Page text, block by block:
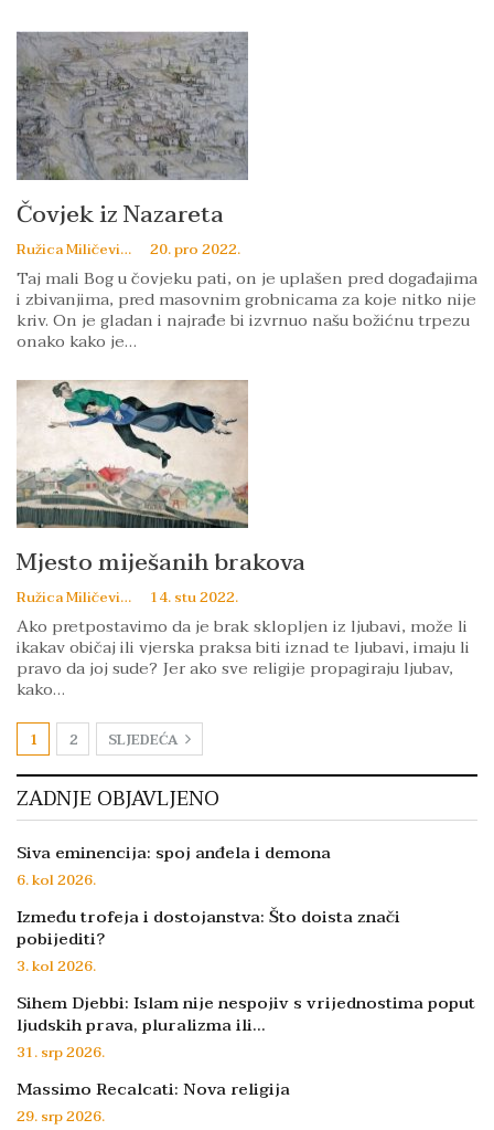
Čovjek iz Nazareta
Ružica Miličević 20. pro 2022.
Taj mali Bog u čovjeku pati, on je uplašen pred događajima
i zbivanjima, pred masovnim grobnicama za koje nitko nije
kriv. On je gladan i najrađe bi izvrnuo našu božićnu trpezu
onako kako je…
Mjesto miješanih brakova
Ružica Miličević 14. stu 2022.
Ako pretpostavimo da je brak sklopljen iz ljubavi, može li
ikakav običaj ili vjerska praksa biti iznad te ljubavi, imaju li
pravo da joj sude? Jer ako sve religije propagiraju ljubav,
kako…
1 2 SLJEDEĆA
ZADNJE OBJAVLJENO
Siva eminencija: spoj anđela i demona
6. kol 2026.
Između trofeja i dostojanstva: Što doista znači
pobijediti?
3. kol 2026.
Sihem Djebbi: Islam nije nespojiv s vrijednostima poput
ljudskih prava, pluralizma ili…
31. srp 2026.
Massimo Recalcati: Nova religija
29. srp 2026.